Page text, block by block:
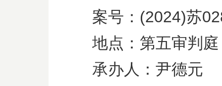
案号： (2024)苏
地点：第五审判庭
承办人：尹德元